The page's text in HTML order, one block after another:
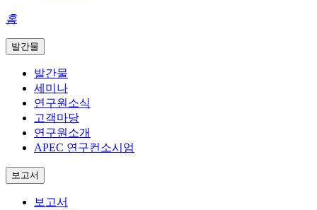
홈
발간물
발간물
세미나
연구원소식
고객마당
연구원소개
APEC 연구컨소시엄
보고서
보고서